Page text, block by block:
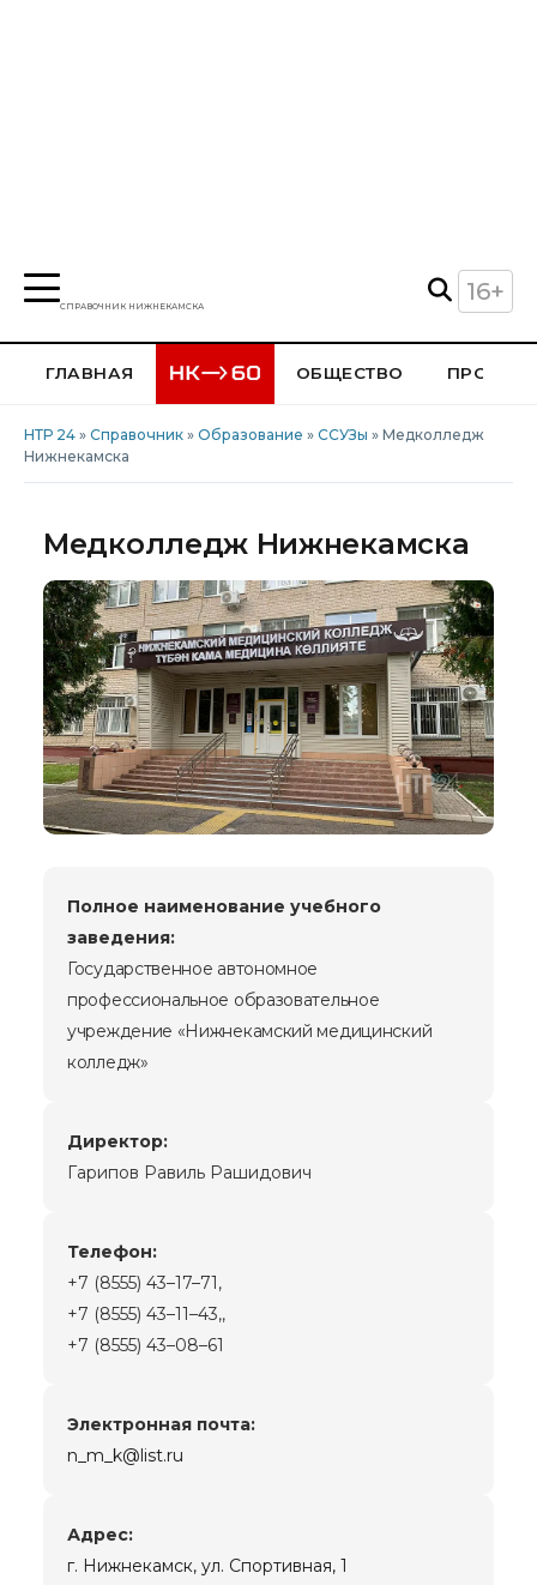
СПРАВОЧНИК НИЖНЕКАМСКА
16+
ГЛАВНАЯ ОБЩЕСТВО
НТР 24 » Справочник » Образование » ССУЗы » Медколледж
Нижнекамска
Медколледж Нижнекамска
Полное наименование учебного
заведения:
Государственное автономное
профессиональное образовательное
учреждение «Нижнекамский медицинский
колледж»
Директор:
Гарипов Равиль Рашидович
Телефон:
+7 (8555) 43–17–71,
+7 (8555) 43–11–43,,
+7 (8555) 43–08–61
Электронная почта:
n_m_k@list.ru
Адрес:
г. Нижнекамск, ул. Спортивная, 1